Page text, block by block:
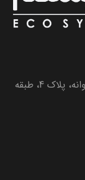
تهران، بزرگراه جلال آل احمد، خیابان پروانه، پلاک 4، طبقه